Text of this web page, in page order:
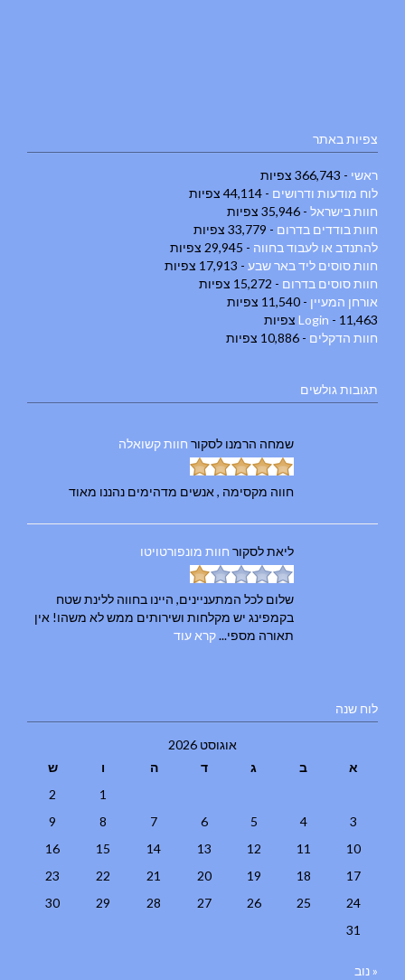
צפיות באתר
ראשי - 366,743 צפיות
לוח מודעות ודרושים - 44,114 צפיות
חוות בישראל - 35,946 צפיות
חוות בודדים בדרום - 33,779 צפיות
להתנדב או לעבוד בחווה - 29,945 צפיות
חוות סוסים ליד באר שבע - 17,913 צפיות
חוות סוסים בדרום - 15,272 צפיות
אורחן המעיין - 11,540 צפיות
Login - 11,463 צפיות
חוות הדקלים - 10,886 צפיות
תגובות גולשים
שמחה הרמנו לסקור חוות קשואלה
חווה מקסימה , אנשים מדהימים נהננו מאוד
ליאתלסקור חוות מונפורטויטו
שלום לכל המתעניינים, היינו בחווה ללינת שטח
בקמפינג יש מקלחות ושירותים ממש לא משהו! אין
תאורה מספי...קרא עוד
לוח שנה
אוגוסט 2026
א
ב ג ד ה ו
ש
1
2
3
4
5
6
7
8
9
10
11
12
13
14
15
16
17
18
19
20
21
22
23
24
25
26
27
28
29
30
31
« נוב